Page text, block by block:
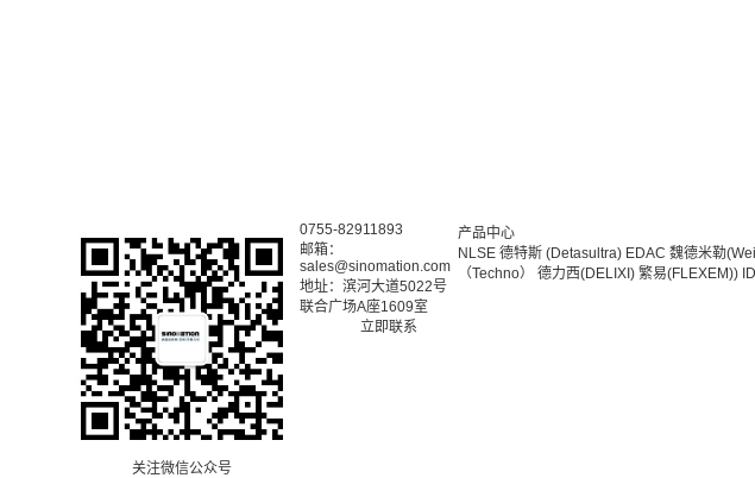
关注微信公众号
0755-82911893
邮箱：
sales@sinomation.com
地址：滨河大道5022号
联合广场A座1609室
立即联系
产品中心
NLSE 德特斯 (Detasultra) EDAC 魏德米勒
（Techno）
德力西(DELIXI) 繁易(FLEXEM))